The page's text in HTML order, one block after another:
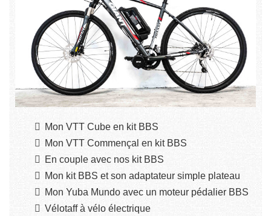
Mon VTT Cube en kit BBS
Mon VTT Commençal en kit BBS
En couple avec nos kit BBS
Mon kit BBS et son adaptateur simple plateau
Mon Yuba Mundo avec un moteur pédalier BBS
Vélotaff à vélo électrique